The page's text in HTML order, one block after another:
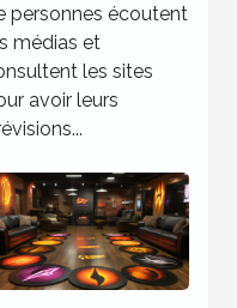
personnes écoutent
médias et
les sites
avoir leurs